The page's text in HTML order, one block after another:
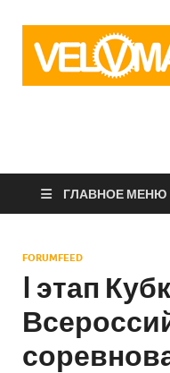
ГЛАВНОЕ МЕНЮ
FORUMFEED
I этап